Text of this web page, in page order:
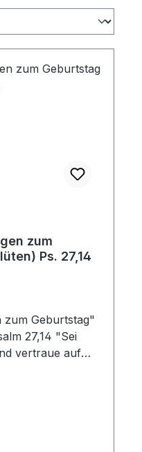
zum
Ps. 27,14
zum Geburtstag"
27,14 "Sei
vertraue auf